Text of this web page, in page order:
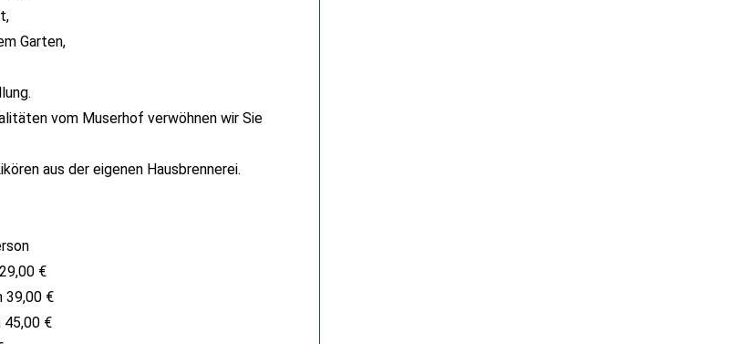
Garten,
vom Muserhof verwöhnen wir Sie
aus der eigenen Hausbrennerei.
€
39,00 €
45,00 €